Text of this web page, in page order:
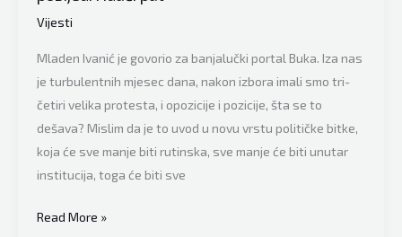
se
odmetnuo?”
Vijesti
Mladen Ivanić je govorio za banjalučki portal Buka. Iza nas
je turbulentnih mjesec dana, nakon izbora imali smo tri-
četiri velika protesta, i opozicije i pozicije, šta se to
dešava? Mislim da je to uvod u novu vrstu političke bitke,
koja će sve manje biti rutinska, sve manje će biti unutar
institucija, toga će biti sve
Mladen
Read More »